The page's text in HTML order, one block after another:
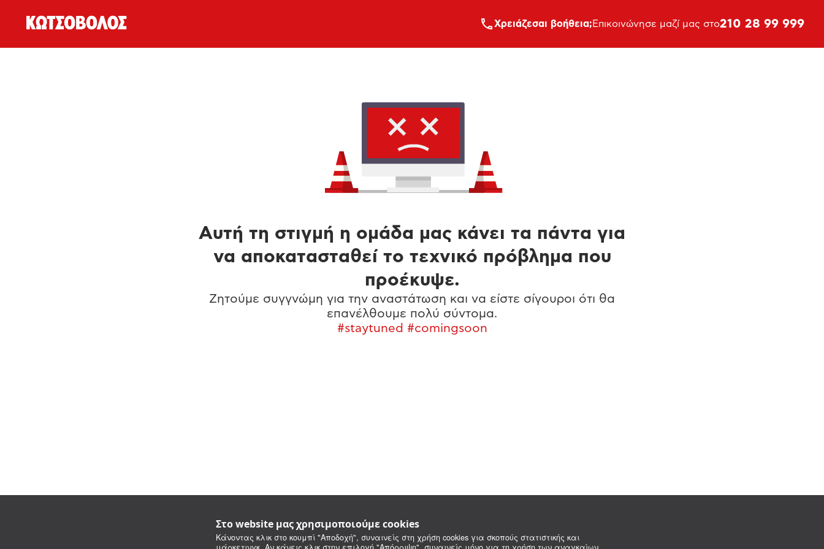
Στο website μας χρησιμοποιούμε cookies
Κάνοντας κλικ στο κουμπί "Αποδοχή", συναινείς στη χρήση cookies για σκοπούς στατιστικής και
Xρειάζεσαι βοήθεια; Επικοινώνησε μαζί μας στο210 28 99 999
Αυτή τη στιγμή η ομάδα μας κάνει τα πάντα για
να αποκατασταθεί το τεχνικό πρόβλημα που
προέκυψε.
Ζητούμε συγγνώμη για την αναστάτωση και να είστε σίγουροι ότι θα
επανέλθουμε πολύ σύντομα.
#staytuned #comingsoon